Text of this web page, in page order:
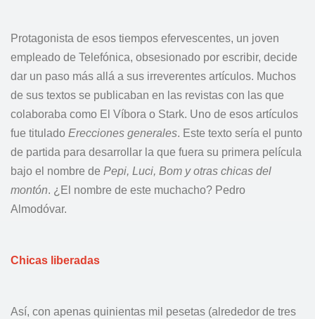
Protagonista de esos tiempos efervescentes, un joven
empleado de Telefónica, obsesionado por escribir, decide
dar un paso más allá a sus irreverentes artículos. Muchos
de sus textos se publicaban en las revistas con las que
colaboraba como El Víbora o Stark. Uno de esos artículos
fue titulado Erecciones generales. Este texto sería el punto
de partida para desarrollar la que fuera su primera película
bajo el nombre de Pepi, Luci, Bom y otras chicas del
montón. ¿El nombre de este muchacho? Pedro
Almodóvar.
Chicas liberadas
Así, con apenas quinientas mil pesetas (alrededor de tres